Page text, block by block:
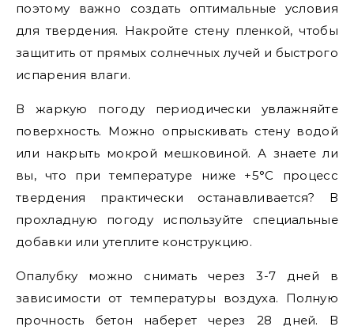
поэтому важно создать оптимальные условия
для твердения. Накройте стену пленкой, чтобы
защитить от прямых солнечных лучей и быстрого
испарения влаги.
В жаркую погоду периодически увлажняйте
поверхность. Можно опрыскивать стену водой
или накрыть мокрой мешковиной. А знаете ли
вы, что при температуре ниже +5°C процесс
твердения практически останавливается? В
прохладную погоду используйте специальные
добавки или утеплите конструкцию.
Опалубку можно снимать через 3-7 дней в
зависимости от температуры воздуха. Полную
прочность бетон наберет через 28 дней. В